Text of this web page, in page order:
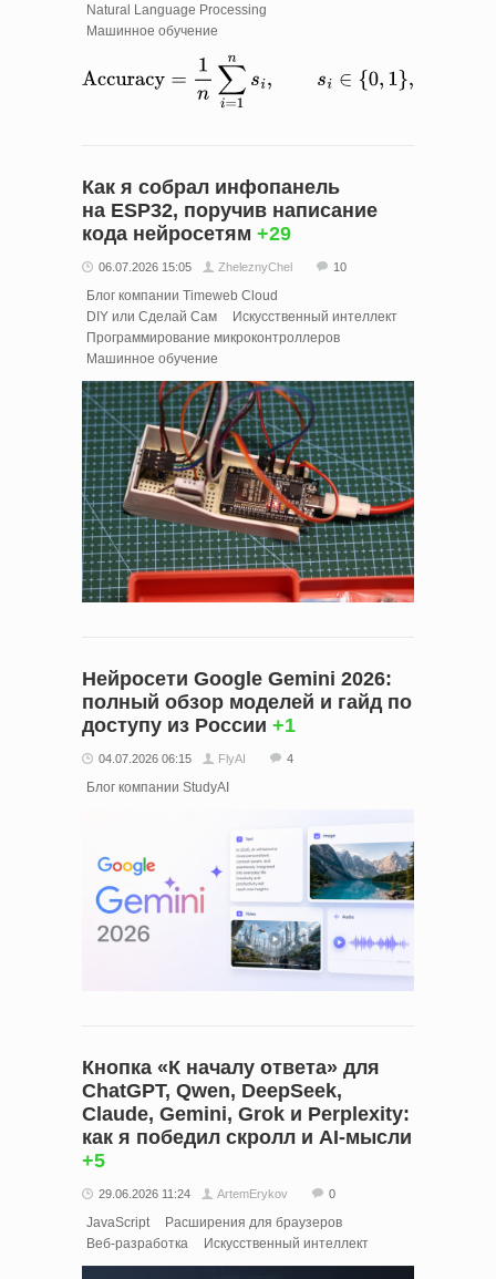
Natural Language Processing
Машинное обучение
Как я собрал инфопанель
на ESP32, поручив написание
кода нейросетям +29
06.07.2026 15:05 ZheleznyChel 10
Блог компании Timeweb Cloud
DIY или Сделай Сам
Искусственный интеллект
Программирование микроконтроллеров
Машинное обучение
Нейросети Google Gemini 2026:
полный обзор моделей и гайд по
доступу из России +1
04.07.2026 06:15 FlyAI 4
Блог компании StudyAI
Кнопка «К началу ответа» для
ChatGPT, Qwen, DeepSeek,
Claude, Gemini, Grok и Perplexity:
как я победил скролл и AI‑мысли
+5
29.06.2026 11:24 ArtemErykov 0
JavaScript
Расширения для браузеров
Веб-разработка
Искусственный интеллект